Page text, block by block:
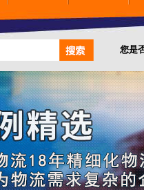
您是
仓储